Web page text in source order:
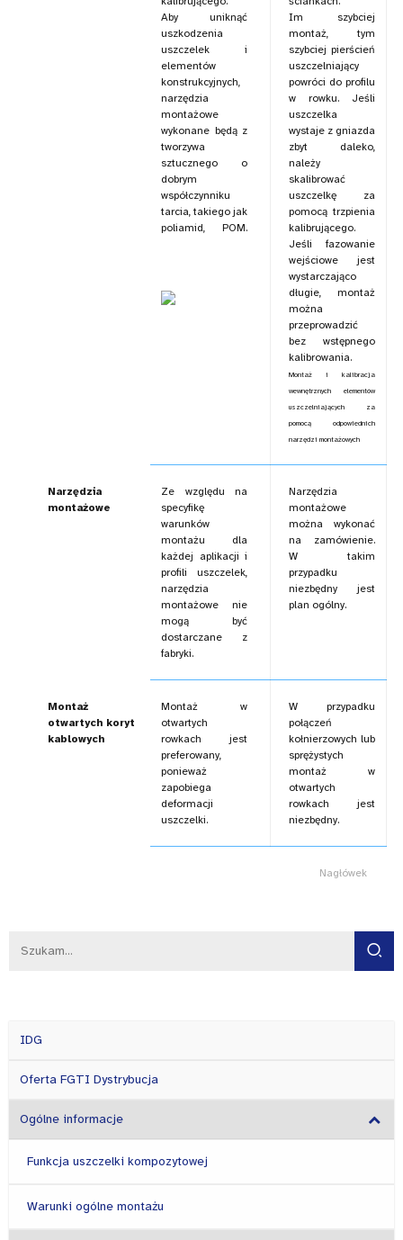
Aby uniknąć
uszkodzenia
uszczelek i
elementów
konstrukcyjnych,
narzędzia
montażowe
wykonane będą z
tworzywa
sztucznego o
dobrym
współczynniku
tarcia, takiego jak
poliamid, POM.
Im szybciej
montaż, tym
szybciej pierścień
uszczelniający
powróci do profilu
w rowku. Jeśli
uszczelka
wystaje z gniazda
zbyt daleko,
należy
skalibrować
uszczelkę za
pomocą trzpienia
kalibrującego.
Jeśli fazowanie
wejściowe jest
wystarczająco
długie, montaż
można
przeprowadzić
bez wstępnego
kalibrowania.
Montaż i kalibracja
wewnętrznych elementów
uszczelniających za
pomocą odpowiednich
narzędzi montażowych
Narzędzia
montażowe
Ze względu na
specyfikę
warunków
montażu dla
każdej aplikacji i
profili uszczelek,
narzędzia
montażowe nie
mogą być
dostarczane z
fabryki.
Narzędzia
montażowe
można wykonać
na zamówienie.
W takim
przypadku
niezbędny jest
plan ogólny.
Montaż
otwartych koryt
kablowych
Montaż w
otwartych
rowkach jest
preferowany,
ponieważ
zapobiega
deformacji
uszczelki.
W przypadku
połączeń
kołnierzowych lub
sprężystych
montaż w
otwartych
rowkach jest
niezbędny.
Nagłówek
IDG
Oferta FGTI Dystrybucja
Ogólne informacje
Funkcja uszczelki kompozytowej
Warunki ogólne montażu